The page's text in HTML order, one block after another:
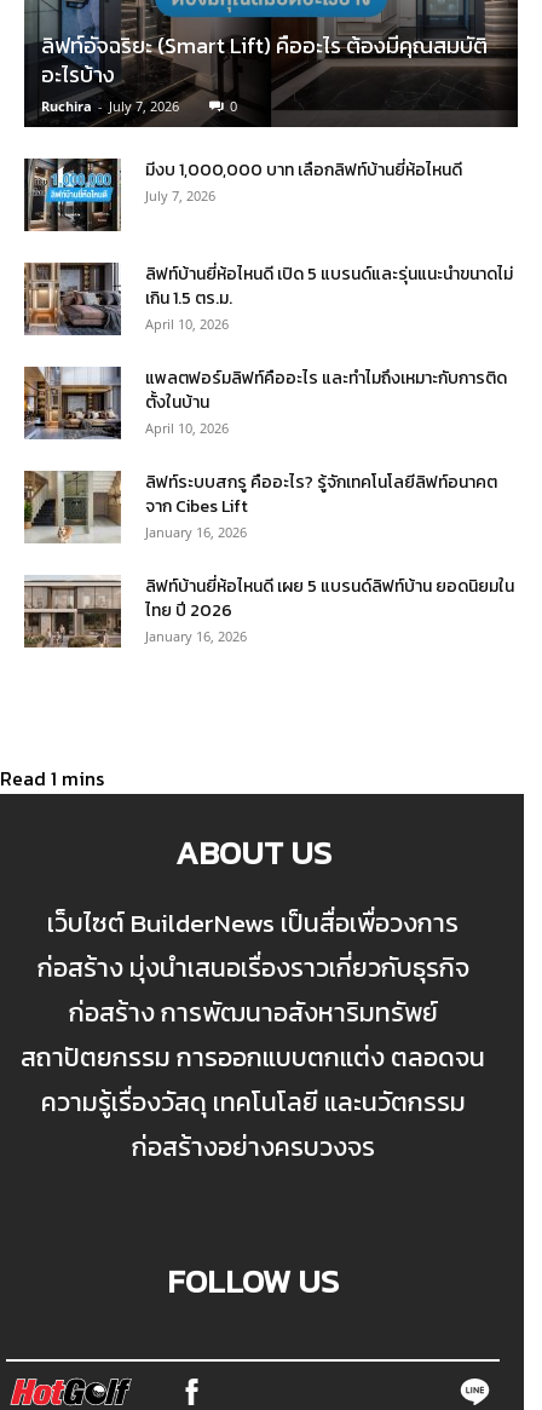
ลิฟท์อัจฉริยะ (Smart Lift) คืออะไร ต้องมีคุณสมบัติ
อะไรบ้าง
Ruchira - July 7, 2026 0
มีงบ 1,000,000 บาท เลือกลิฟท์บ้านยี่ห้อไหนดี
July 7, 2026
ลิฟท์บ้านยี่ห้อไหนดี เปิด 5 แบรนด์และรุ่นแนะนำขนาดไม่
เกิน 1.5 ตร.ม.
April 10, 2026
แพลตฟอร์มลิฟท์คืออะไร และทำไมถึงเหมาะกับการติด
ตั้งในบ้าน
April 10, 2026
ลิฟท์ระบบสกรู คืออะไร? รู้จักเทคโนโลยีลิฟท์อนาคต
จาก Cibes Lift
January 16, 2026
ลิฟท์บ้านยี่ห้อไหนดี เผย 5 แบรนด์ลิฟท์บ้าน ยอดนิยมใน
ไทย ปี 2026
January 16, 2026
ABOUT US
เว็บไซต์ BuilderNews เป็นสื่อเพื่อวงการ
ก่อสร้าง มุ่งนำเสนอเรื่องราวเกี่ยวกับธุรกิจ
ก่อสร้าง การพัฒนาอสังหาริมทรัพย์
สถาปัตยกรรม การออกแบบตกแต่ง ตลอดจน
ความรู้เรื่องวัสดุ เทคโนโลยี และนวัตกรรม
ก่อสร้างอย่างครบวงจร
FOLLOW US